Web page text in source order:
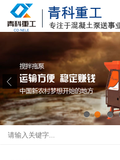
1 2 3